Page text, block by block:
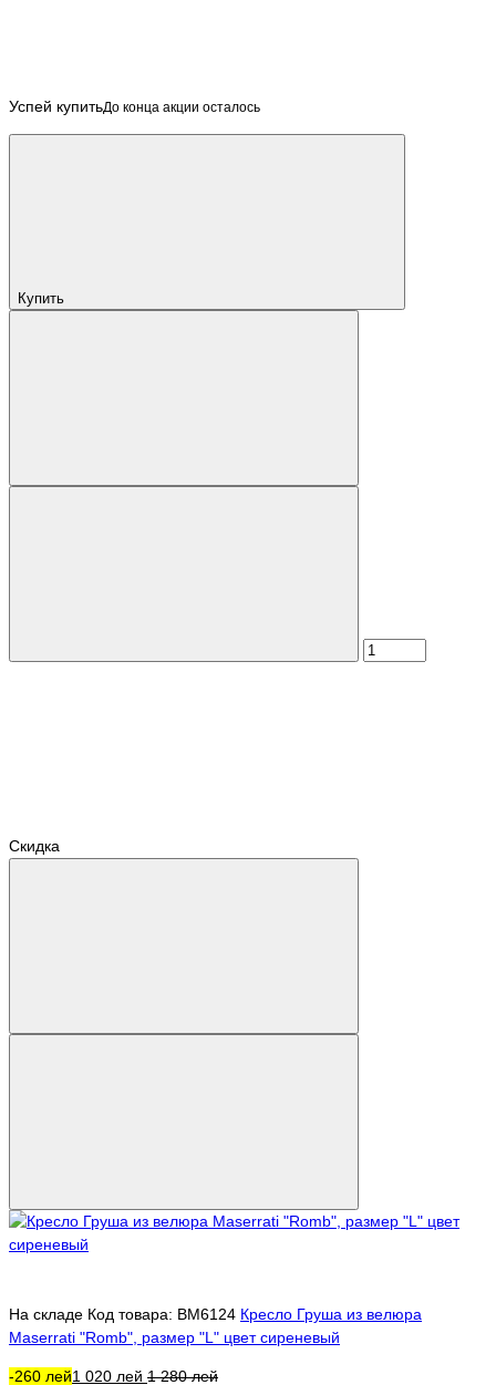
Успей купитьДо конца акции осталось
Купить
Скидка
На складе Код товара: BM6124 Кресло Груша из велюра
Maserrati "Romb", размер "L" цвет сиреневый
-260 лей1 020 лей 1 280 лей